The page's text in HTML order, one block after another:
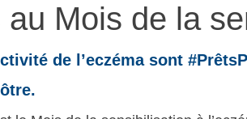
Mois de la
de l’eczéma sont